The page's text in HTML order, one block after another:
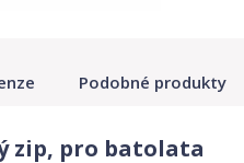
Podobné produkty
zip, pro batolata